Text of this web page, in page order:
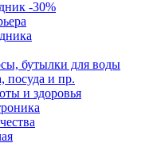
-30%
бутылки для воды
посуда и пр.
и здоровья